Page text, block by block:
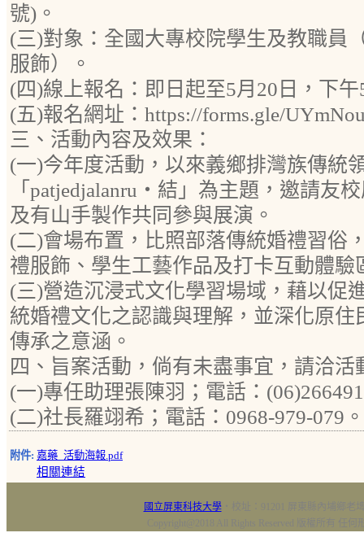
號)。
(三)對象：全國大專校院學生及教職員
服飾）。
(四)線上報名：即日起至5月20日，下
(五)報名網址：https://forms.gle/
三、活動內容及效果：
(一)今年度活動，以來義鄉排灣族傳統
「patjedjalanru・結」為主題，邀請友
及有山手製作共同參與展演。
(二)會場布置，比照部落傳統婚禮習俗
禮服飾、學生工藝作品及打卡互動體驗
(三)營造沉浸式文化學習場域，藉以促
統婚禮文化之認識與理解，並深化原住
傳承之意涵。
四、旨案活動，倘有未盡事宜，請洽活
(一)專任助理張陳羽；電話：
(二)社長羅翊希；電話：0968-979-079。
附件: 嘉藥_活動海報.pdf
相關連結
國立屏東科技大學‧校址：91201 屏東縣內埔鄉老